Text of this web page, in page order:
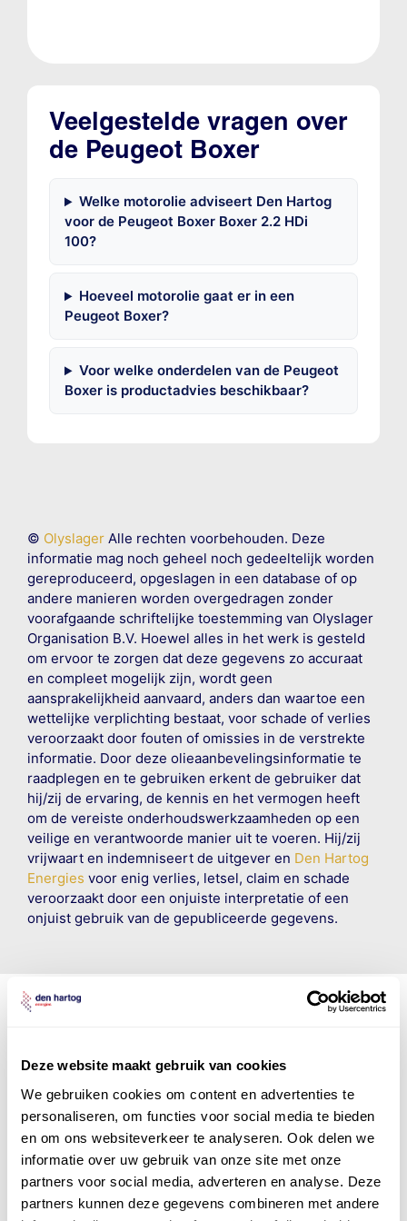
Deze website maakt gebruik van cookies
We gebruiken cookies om content en advertenties te
personaliseren, om functies voor social media te bieden
en om ons websiteverkeer te analyseren. Ook delen we
informatie over uw gebruik van onze site met onze
partners voor social media, adverteren en analyse. Deze
partners kunnen deze gegevens combineren met andere
Veelgestelde vragen over
de Peugeot Boxer
Welke motorolie adviseert Den Hartog
voor de Peugeot Boxer Boxer 2.2 HDi
100?
Hoeveel motorolie gaat er in een
Peugeot Boxer?
Voor welke onderdelen van de Peugeot
Boxer is productadvies beschikbaar?
© OlyslagerAlle rechten voorbehouden. Deze
informatie mag noch geheel noch gedeeltelijk worden
gereproduceerd, opgeslagen in een database of op
andere manieren worden overgedragen zonder
voorafgaande schriftelijke toestemming van Olyslager
Organisation B.V. Hoewel alles in het werk is gesteld
om ervoor te zorgen dat deze gegevens zo accuraat
en compleet mogelijk zijn, wordt geen
aansprakelijkheid aanvaard, anders dan waartoe een
wettelijke verplichting bestaat, voor schade of verlies
veroorzaakt door fouten of omissies in de verstrekte
informatie. Door deze olieaanbevelingsinformatie te
raadplegen en te gebruiken erkent de gebruiker dat
hij/zij de ervaring, de kennis en het vermogen heeft
om de vereiste onderhoudswerkzaamheden op een
veilige en verantwoorde manier uit te voeren. Hij/zij
vrijwaart en indemniseert de uitgever en Den Hartog
Energies voor enig verlies, letsel, claim en schade
veroorzaakt door een onjuiste interpretatie of een
onjuist gebruik van de gepubliceerde gegevens.
Den Hartog Energies
bestaat uitvier divisies